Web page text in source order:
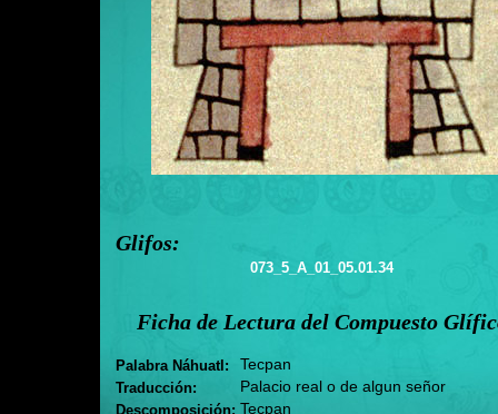
Glifos:
073_5_A_01_05.01.34
Ficha de Lectura del Compuesto
Palabra Náhuatl: Tecpan
Traducción: Palacio real o de algun señor
Descomposición: Tecpan